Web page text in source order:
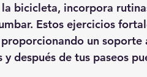
bicicleta, incorpora
Estos ejercicios
un soporte
y después de tus paseos